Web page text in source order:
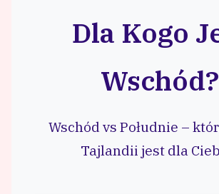
Dla Kogo
Wschód?
Wschód vs Południe –
Tajlandii jest dla